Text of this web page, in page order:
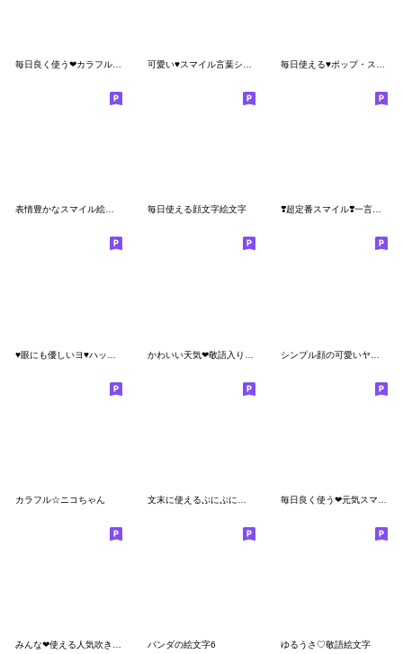
表情豊かなスマイル絵文字 毎日使える顔文字絵文字 ❣️超定番スマイル❣️一言付き☺︎静止版☺︎
カラフル☆ニコちゃん
みんな❤使える人気吹き出し絵文字いっぱい2 パンダの絵文字6 ゆるうさ♡敬語絵文字